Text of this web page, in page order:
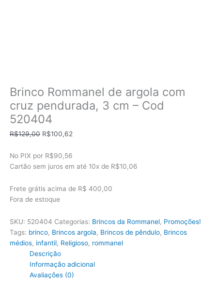
Brinco Rommanel de argola com
cruz pendurada, 3 cm – Cod
520404
R$129,00 O
original
era:
R$100,62
é:
No PIX por R$90,56
Cartão sem juros em até 10x de R$10,06
Frete grátis acima de R$ 400,00
Fora de estoque
SKU: 520404 Categorias: Brincos da Rommanel, Promoções!
Tags: brinco, Brincos argola, Brincos de pêndulo, Brincos
médios, infantil, Religioso, rommanel
Descrição
Informação adicional
Avaliações (0)